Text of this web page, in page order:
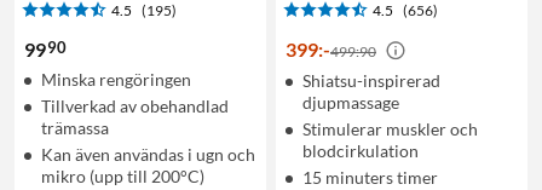
4.5 (195)
9990
Minska rengöringen
Tillverkad av obehandlad
trämassa
Kan även användas i ugn och
mikro (upp till 200°C)
4.5 (656)
399:-499:90
Shiatsu-inspirerad
djupmassage
Stimulerar muskler och
blodcirkulation
15 minuters timer